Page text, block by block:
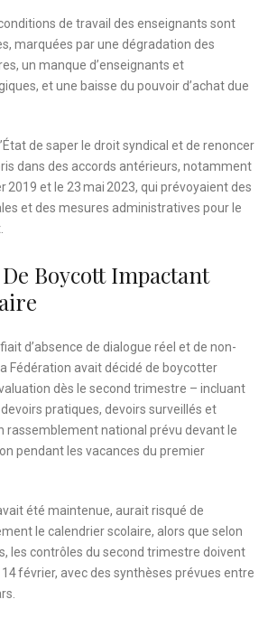
de travail des enseignants sont
marquées par une dégradation des
un manque d’enseignants et
et une baisse du pouvoir d’achat due
de saper le droit syndical et de renoncer
dans des accords antérieurs, notamment
2019 et le 23 mai 2023, qui prévoyaient des
et des mesures administratives pour le
Boycott Impactant
d’absence de dialogue réel et de non-
Fédération avait décidé de boycotter
dès le second trimestre – incluant
pratiques, devoirs surveillés et
rassemblement national prévu devant le
pendant les vacances du premier
été maintenue, aurait risqué de
le calendrier scolaire, alors que selon
les contrôles du second trimestre doivent
février, avec des synthèses prévues entre